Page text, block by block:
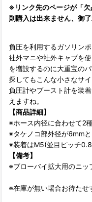
※リンク先のページが「
則購入は出来ません、御了
負圧を利用するガソリン
社外マニや社外キャブを
を増設するのに大重宝のパ
探してもこんな小さなサ
負圧計やブースト計を装
えますね。
【商品詳細】
※ホース内径に合わせて2
※タケノコ部外径が6mm
※装着はM5(並目ピッチ
【備考】
※ブローバイ拡大用のニ
※在庫が無い場合お待たせ